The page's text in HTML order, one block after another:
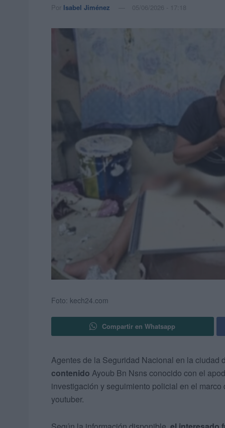
Por Isabel Jiménez 05/06/2026 - 17:18
Foto: kech24.com
Compartir en Whatsapp
Agentes de la Seguridad Nacional en la ciudad
contenido Ayoub Bn Nsns conocido con el
investigación y seguimiento policial en el
youtuber.